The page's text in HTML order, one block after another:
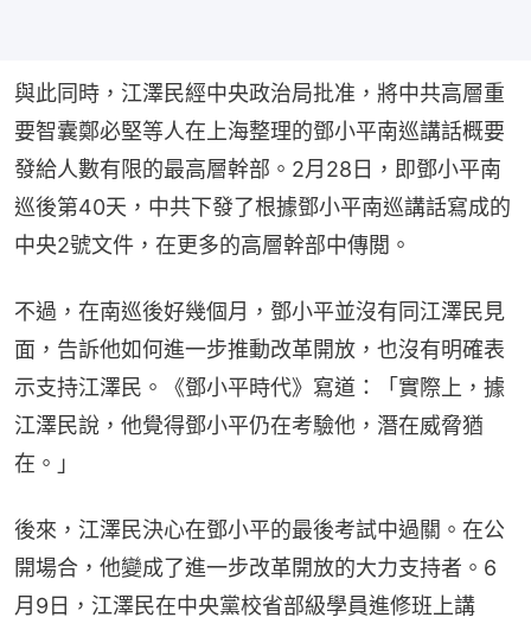
與此同時，江澤民經中央政治局批准，將中共高層重
要智囊鄭必堅等人在上海整理的鄧小平南巡講話概要
發給人數有限的最高層幹部。2月28日，即鄧小平南
巡後第40天，中共下發了根據鄧小平南巡講話寫成的
中央2號文件，在更多的高層幹部中傳閲。
不過，在南巡後好幾個月，鄧小平並沒有同江澤民見
面，告訴他如何進一步推動改革開放，也沒有明確表
示支持江澤民。《鄧小平時代》寫道：「實際上，據
江澤民說，他覺得鄧小平仍在考驗他，潛在威脅猶
在。」
後來，江澤民決心在鄧小平的最後考試中過關。在公
開場合，他變成了進一步改革開放的大力支持者。6
月9日，江澤民在中央黨校省部級學員進修班上講